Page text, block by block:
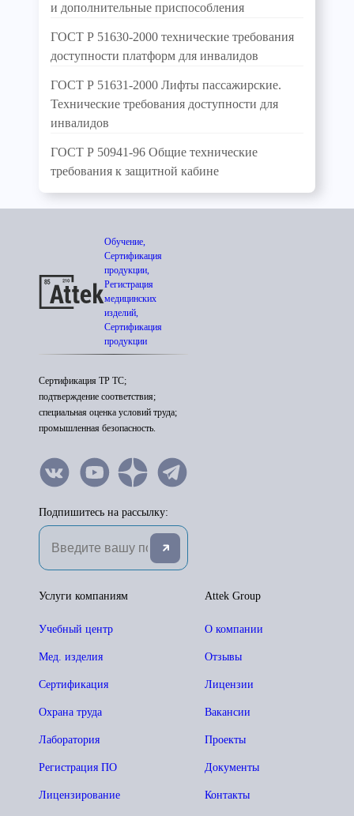
и дополнительные приспособления
ГОСТ Р 51630-2000 технические требования
доступности платформ для инвалидов
ГОСТ Р 51631-2000 Лифты пассажирские.
Технические требования доступности для
инвалидов
ГОСТ Р 50941-96 Общие технические
требования к защитной кабине
Обучение,
Сертификация
продукции,
Регистрация
медицинских
изделий,
Сертификация
продукции
Сертификация ТР ТС;
подтверждение соответствия;
специальная оценка условий труда;
промышленная безопасность.
Подпишитесь на рассылку:
Attek Group
О компании
Отзывы
Лицензии
Вакансии
Проекты
Документы
Контакты
Услуги компаниям
Учебный центр
Мед. изделия
Сертификация
Охрана труда
Лаборатория
Регистрация ПО
Лицензирование